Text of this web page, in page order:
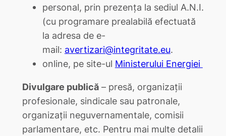
personal, prin prezența la sediul A.N.I.
(cu programare prealabilă efectuată
la adresa de e-
mail: avertizari@integritate.eu.
online, pe site-ul Ministerului Energiei
Divulgare publică– presă, organizații
profesionale, sindicale sau patronale,
organizații neguvernamentale, comisii
parlamentare, etc. Pentru mai multe detalii